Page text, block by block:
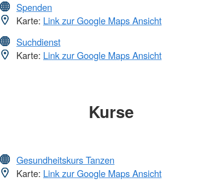
Spenden
Karte: Link zur Google Maps Ansicht
Suchdienst
Karte: Link zur Google Maps Ansicht
Kurse
Gesundheitskurs Tanzen
Karte: Link zur Google Maps Ansicht